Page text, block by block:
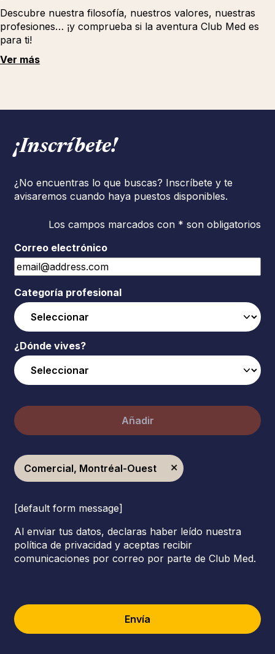
Descubre nuestra filosofía, nuestros valores, nuestras
profesiones… ¡y comprueba si la aventura Club Med es
para ti!
Ver más
¡Inscríbete!
¿No encuentras lo que buscas? Inscríbete y te
avisaremos cuando haya puestos disponibles.
Los campos marcados con * son obligatorios
Correo electrónico
Categoría profesional
¿Dónde vives?
Añadir
Comercial, Montréal-Ouest
[default form message]
Al enviar tus datos, declaras haber leído nuestra
política de privacidad y aceptas recibir
comunicaciones por correo por parte de Club Med.
Envía